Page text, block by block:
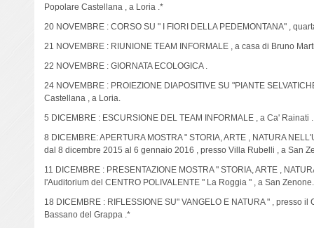
Popolare Castellana , a Loria .*
20 NOVEMBRE : CORSO SU " I FIORI DELLA PEDEMONTANA" ,
21 NOVEMBRE : RIUNIONE TEAM INFORMALE , a casa di Bruno
22 NOVEMBRE : GIORNATA ECOLOGICA .
24 NOVEMBRE : PROIEZIONE DIAPOSITIVE SU "PIANTE
Castellana , a Loria.
5 DICEMBRE : ESCURSIONE DEL TEAM INFORMALE , a Ca' Rainati .
8 DICEMBRE: APERTURA MOSTRA " STORIA, ARTE , NATURA
dal 8 dicembre 2015 al 6 gennaio 2016 , presso Villa Rubelli , a San
11 DICEMBRE : PRESENTAZIONE MOSTRA " STORIA, ARTE ,
l'Auditorium del CENTRO POLIVALENTE " La Roggia " , a San Zenone.
18 DICEMBRE : RIFLESSIONE SU" VANGELO E NATURA " , presso
Bassano del Grappa .*